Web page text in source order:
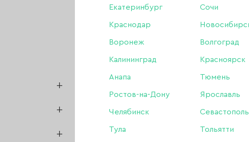
Екатеринбург Сочи
Краснодар
Воронеж Волгоград
Калининград Красноярск
Анапа Тюмень
Ростов-на-Дону Ярославль
Челябинск Севастополь
Тула Тольятти